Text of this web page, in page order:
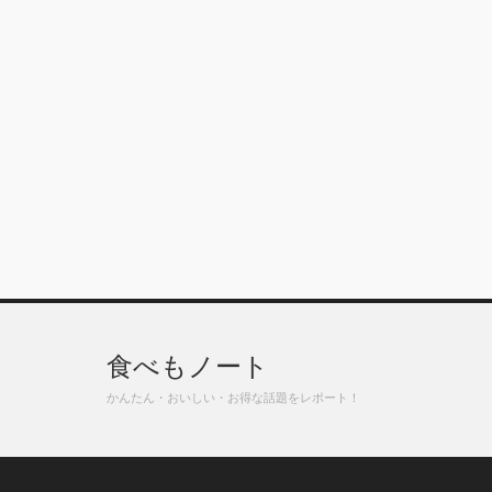
食べもノート
かんたん・おいしい・お得な話題をレポート！